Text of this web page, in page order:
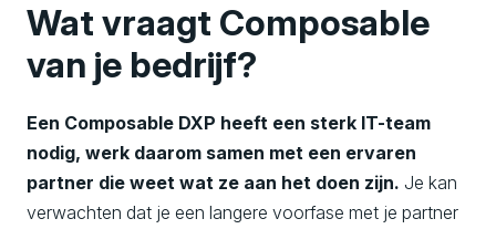
Wat vraagt Composable
van je bedrijf?
Een Composable DXP heeft een sterk IT-team
nodig, werk daarom samen met een ervaren
partner die weet wat ze aan het doen zijn. Je kan
verwachten dat je een langere voorfase met je partner